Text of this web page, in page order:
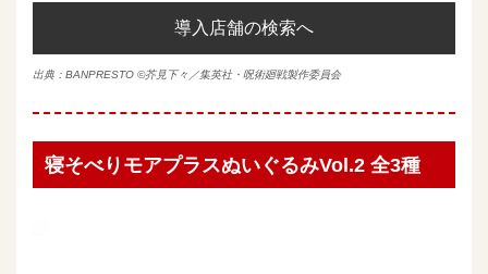
導入店舗の検索へ
出典： BANPRESTO ©芥見下々／集英社・呪術廻戦製作委員会
寝そべりモアプラスぬいぐるみVol.2 全3種